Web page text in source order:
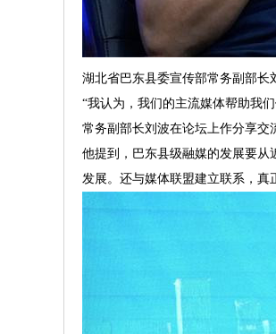
湖北省巴东县委宣传部常务副部长
“我认为，我们的主流媒体帮助我
常务副部长刘波在论坛上作分享交
他提到，巴东县级融媒的发展要
发展。还与媒体联盟建立联系，